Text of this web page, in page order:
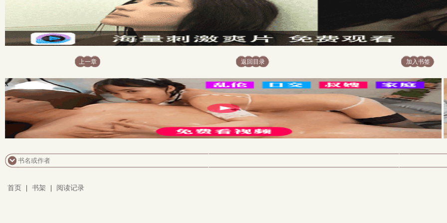
上一章 返回目录 加入书签
x
首页 书架 阅读记录